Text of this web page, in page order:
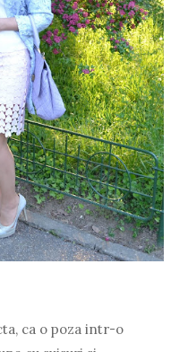
ca o poza intr-o